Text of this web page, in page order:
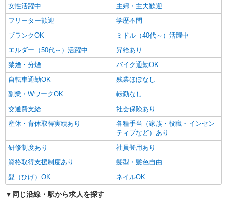
女性活躍中
主婦・主夫歓迎
フリーター歓迎
学歴不問
ブランクOK
ミドル（40代～）活躍中
エルダー（50代～）活躍中
昇給あり
禁煙・分煙
バイク通勤OK
自転車通勤OK
残業ほぼなし
副業・WワークOK
転勤なし
交通費支給
社会保険あり
産休・育休取得実績あり
各種手当（家族・役職・インセン
ティブなど）あり
研修制度あり
社員登用あり
資格取得支援制度あり
髪型・髪色自由
髭（ひげ）OK
ネイルOK
同じ沿線・駅から求人を探す